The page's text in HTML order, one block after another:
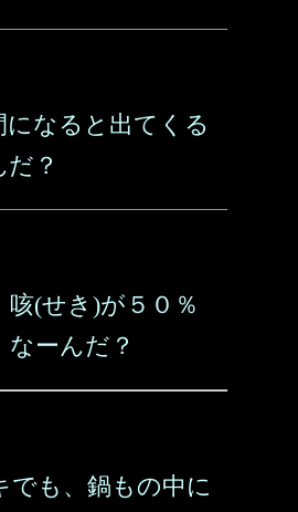
になると出てくる
？
咳(せき)が５０％
ーんだ？
でも、鍋もの中に